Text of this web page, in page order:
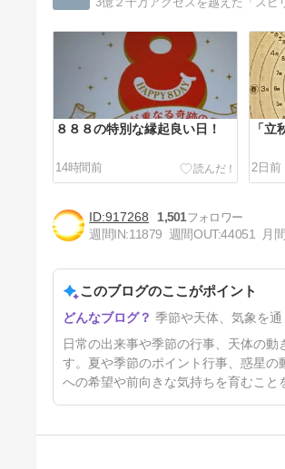
８８８の特別な縁起良い日！
14時間前
「立
2日前
「暑い日」に！
6日前
917268
1,501
週間IN:11879 週間OUT:44051 月
このブログのここがポイント
季節や天体、気象を
日常の出来事や季節の行事、天体の
す。夏や季節のポイント行事、惑星
への希望や前向きな気持ちを育むこと